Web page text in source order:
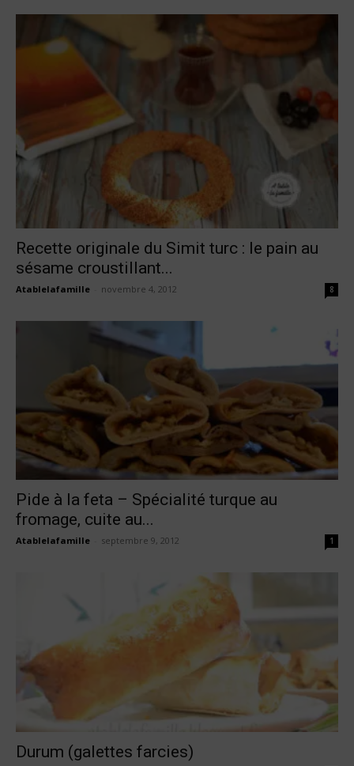
Recette originale du Simit turc : le pain au
sésame croustillant...
Atablelafamille novembre 4, 2012 8
Pide à la feta – Spécialité turque au
fromage, cuite au...
Atablelafamille septembre 9, 2012 1
Durum (galettes farcies)